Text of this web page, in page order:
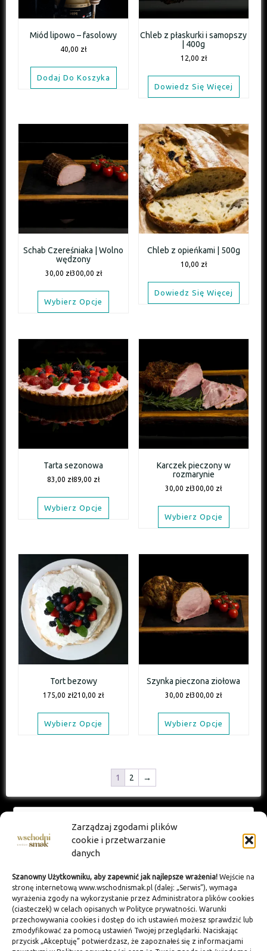
Zarządzaj zgodami plików
cookie i przetwarzanie
danych
Szanowny Użytkowniku, aby zapewnić jak najlepsze wrażenia! Wejście na
stronę internetową www.wschodnismak.pl (dalej: „Serwis”), wymaga
wyrażenia zgody na wykorzystanie przez Administratora plików cookies
(ciasteczek) w celach opisanych w Polityce prywatności. Warunki
przechowywania cookies i dostęp do ich ustawień możesz sprawdzić lub
zmodyfikować za pomocą ustawień Twojej przeglądarki. Naciskając
przycisk „Akceptuję” potwierdzasz, że zapoznałeś się z informacjami
Miód lipowo – fasolowy
40,00 zł
Dodaj Do Koszyka
Chleb z płaskurki i samopszy
| 400g
12,00 zł
Dowiedz Się Więcej
Schab Czereśniaka | Wolno
wędzony
30,00 zł300,00 zł
Wybierz Opcje
Chleb z opieńkami | 500g
10,00 zł
Dowiedz Się Więcej
Tarta sezonowa
83,00 zł89,00 zł
Wybierz Opcje
Karczek pieczony w
rozmarynie
30,00 zł300,00 zł
Wybierz Opcje
Tort bezowy
175,00 zł210,00 zł
Wybierz Opcje
Szynka pieczona ziołowa
30,00 zł300,00 zł
Wybierz Opcje
1 2 →
SZYBKIE MENU
Na zamówienie
Gift Box
Kontakt
Poznaj nasze zasady